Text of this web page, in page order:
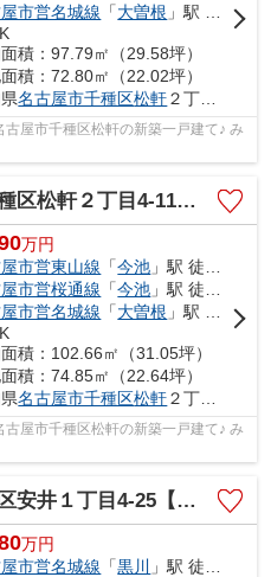
市営名城線 「大曽根 」駅 徒歩20分
積：97.79㎡（29.58坪）
積：72.80㎡（22.02坪）
名古屋市千種区松軒２丁目4-11
市千種区松軒の新築一戸建て♪ み
11【仲介手数料無料】新築一戸建て 4号棟
万円
市営東山線 「今池 」駅 徒歩17分
市営桜通線 「今池 」駅 徒歩17分
市営名城線 「大曽根 」駅 徒歩20分
積：102.66㎡（31.05坪）
積：74.85㎡（22.64坪）
名古屋市千種区松軒２丁目4-11
市千種区松軒の新築一戸建て♪ み
【仲介手数料無料】新築一戸建て 1号棟
万円
市営名城線 「黒川
」駅 徒歩23分